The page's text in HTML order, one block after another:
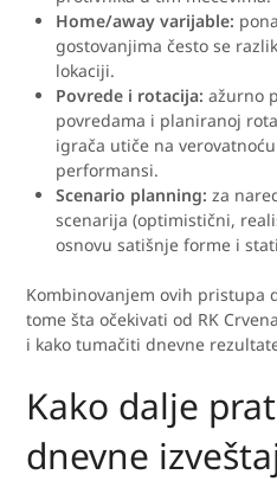
Home/away varijable:
gostovanjima često se
lokaciji.
Povrede i rotacija: ažurno
povredama i planiranoj
igrača utiče na
performansi.
Scenario planning: za
scenarija (optimistični,
osnovu satišnje forme i
Kombinovanjem ovih pristupa
tome šta očekivati od RK
i kako tumačiti dnevne
Kako dalje
dnevne